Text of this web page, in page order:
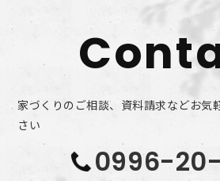
家づくりのご相談、資料請求などお気
さい
0996-